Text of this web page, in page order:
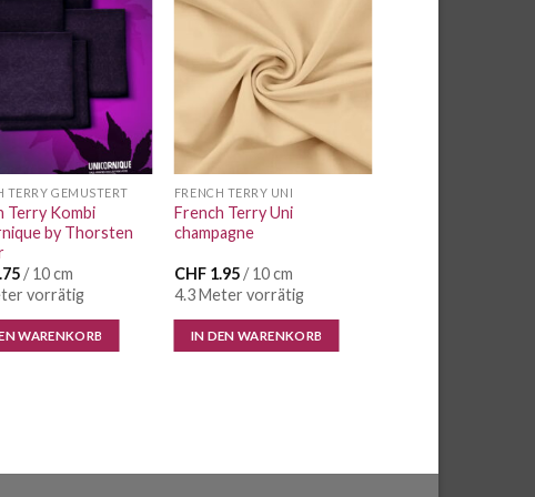
Auf die
TERRY GEMUSTERT
Terry Kombi
by Thorsten
/ 10 cm
vorrätig
WARENKORB
Wunschliste
FRENCH TERRY UNI
French Terry Uni
champagne
CHF1.95/ 10 cm
4.3 Meter vorrätig
IN DEN WARENKORB